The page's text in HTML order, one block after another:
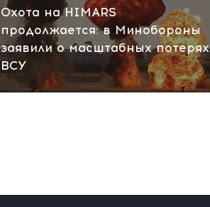
сегодня, 07:44
Охота на HIMARS
продолжается: в Минобороны
заявили о масштабных потерях
ВСУ